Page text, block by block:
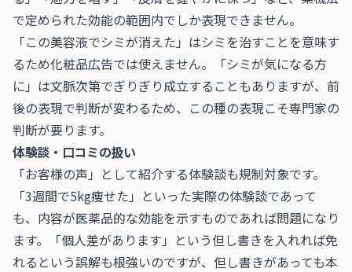
で定められた効能の範囲内でしか表現できません。
「この美容液でシミが消えた」はシミを治すことを意味す
るため化粧品広告では使えません。「シミが気になる方
に」は文脈次第でぎりぎり成立することもありますが、前
後の表現で判断が変わるため、この種の表現こそ専門家の
判断が要ります。
体験談・口コミの扱い
「お客様の声」として紹介する体験談も規制対象です。
「3週間で5kg痩せた」といった実際の体験談であって
も、内容が医薬品的な効能を示すものであれば問題になり
ます。「個人差があります」という但し書きを入れれば免
れるという誤解も根強いのですが、但し書きがあっても本